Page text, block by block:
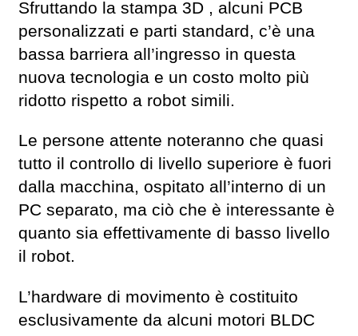
Sfruttando la stampa 3D , alcuni PCB
personalizzati e parti standard, c’è una
bassa barriera all’ingresso in questa
nuova tecnologia e un costo molto più
ridotto rispetto a robot simili.
Le persone attente noteranno che quasi
tutto il controllo di livello superiore è fuori
dalla macchina, ospitato all’interno di un
PC separato, ma ciò che è interessante è
quanto sia effettivamente di basso livello
il robot.
L’hardware di movimento è costituito
esclusivamente da alcuni motori BLDC